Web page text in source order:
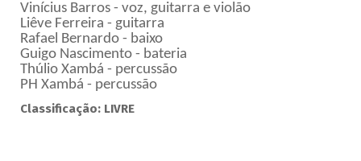
Vinícius Barros - voz, guitarra e violão
Liêve Ferreira - guitarra
Rafael Bernardo - baixo
Guigo Nascimento - bateria
Thúlio Xambá - percussão
PH Xambá - percussão
Classificação: LIVRE